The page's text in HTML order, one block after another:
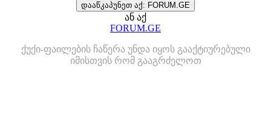
დააწკაპუნეთ აქ: FORUM.GE
ან აქ
FORUM.GE
ქუქი-ფაილების ჩაწერა უნდა იყოს გააქტიურებული
იმისთვის რომ გააგრძელოთ